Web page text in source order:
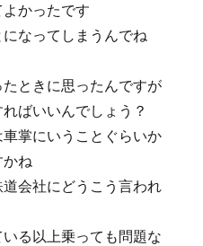
かったです
なってしまうんでね
ときに思ったんですが
ばいいんでしょう？
掌にいうことぐらいか
かね
会社にどうこう言われ
る以上乗っても問題な